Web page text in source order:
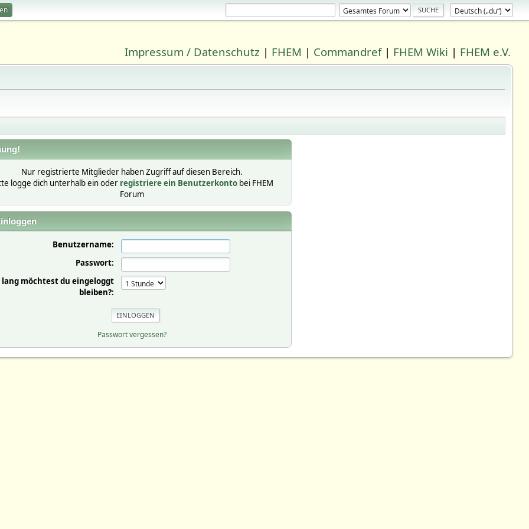
Impressum / Datenschutz | FHEM | Commandref| FHEM Wiki | FHEM e.V.
Nur registrierte Mitglieder haben Zugriff auf diesen Bereich.
logge dich unterhalb ein oder registriere ein Benutzerkontobei FHEM
Forum
Benutzername:
Passwort:
lang möchtest du eingeloggt
bleiben?:
Passwort vergessen?